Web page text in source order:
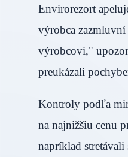
Envirorezort
výrobca zazmluvní
výrobcovi,"
preukázali
Kontroly podľa
na najnižšiu cenu
napríklad